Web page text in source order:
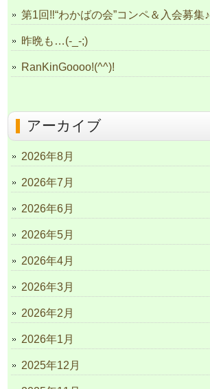
第1回‼“わかばの会”コンペ＆入会募集♪
昨晩も…(-_-;)
RanKinGoooo!(^^)!
アーカイブ
2026年8月
2026年7月
2026年6月
2026年5月
2026年4月
2026年3月
2026年2月
2026年1月
2025年12月